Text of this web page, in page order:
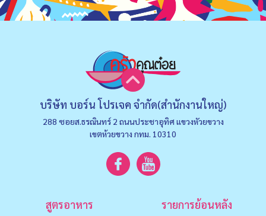
บริษัท บอร์น โปรเจค จำกัด(สำนักงานใหญ่)
288 ซอยส.ธรณินทร์ 2 ถนนประชาอุทิศ แขวงหัวยขวาง
เขตห้วยขวาง กทม. 10310
สูตรอาหาร รายการย้อนหลัง